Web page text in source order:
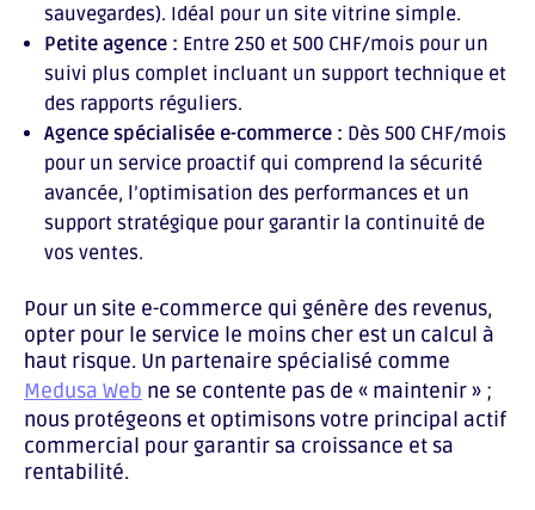
sauvegardes). Idéal pour un site vitrine simple.
Petite agence : Entre 250 et 500 CHF/mois pour un
suivi plus complet incluant un support technique et
des rapports réguliers.
Agence spécialisée e-commerce : Dès 500 CHF/mois
pour un service proactif qui comprend la sécurité
avancée, l’optimisation des performances et un
support stratégique pour garantir la continuité de
vos ventes.
Pour un site e-commerce qui génère des revenus,
opter pour le service le moins cher est un calcul à
haut risque. Un partenaire spécialisé comme
Medusa Web ne se contente pas de « maintenir » ;
nous protégeons et optimisons votre principal actif
commercial pour garantir sa croissance et sa
rentabilité.